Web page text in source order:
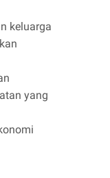
keluarga
yang